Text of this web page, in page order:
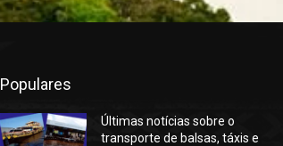
Populares
Últimas notícias sobre o
transporte de balsas, táxis e